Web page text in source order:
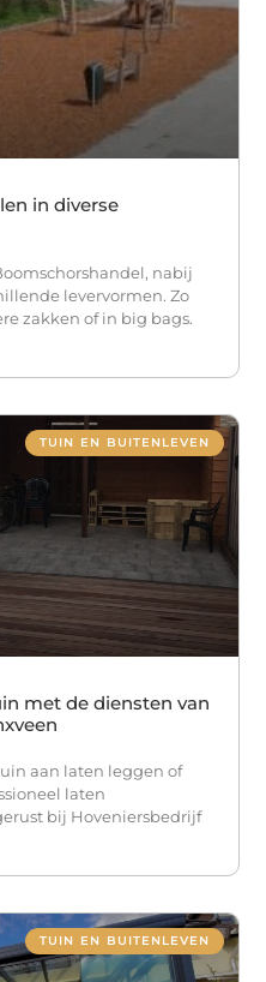
in diverse
nabij
levervormen. Zo
zakken of in big bags.
TUIN EN BUITENLEVEN
met de diensten van
aan laten leggen of
laten
bij Hoveniersbedrijf
TUIN EN BUITENLEVEN